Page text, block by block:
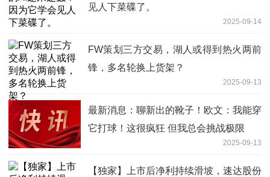
见人下菜碟了。
2025-09-14
FW策划三方交易，湖人或得到热火两前
锋，多名轮换上货架？
2025-09-13
最新消息：聊新出的靴子！欧文：我能穿
它打球！这很疯狂 但我总会挑战极限
2025-09-13
【独家】上市后净利持续滑坡，速达股份